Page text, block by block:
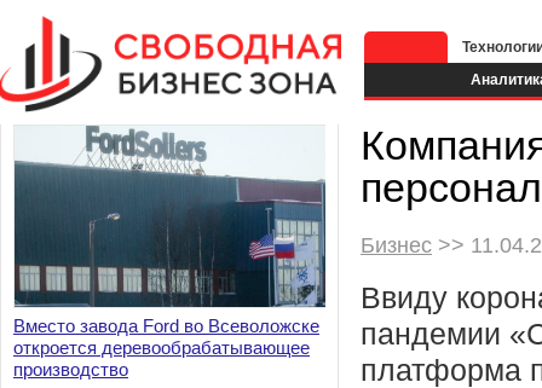
Вместо завода Ford во Всеволожске
откроется деревообрабатывающее
производство
Бизнес >>
Ввиду
пандемии
платформа